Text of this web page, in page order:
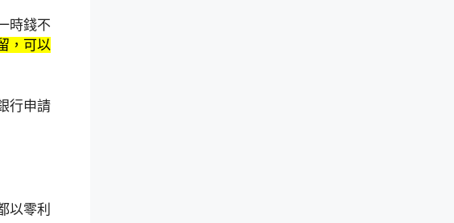
時錢不
，可以
行申請
以零利